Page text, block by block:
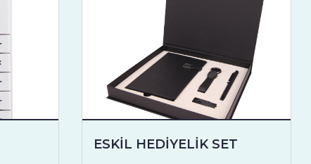
ESKİL HEDİYELİK SET